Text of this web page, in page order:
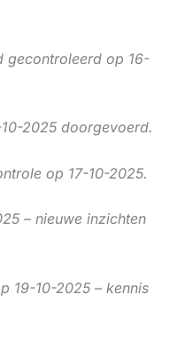
gecontroleerd op 16-
2025 doorgevoerd.
op 17-10-2025.
– nieuwe inzichten
19-10-2025 – kennis